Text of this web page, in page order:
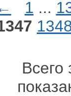
1 ...
Всего